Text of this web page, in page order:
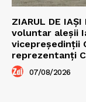
ZIARUL DE
voluntar aleșii
vicepreședinții
reprezentanți
07/08/2026